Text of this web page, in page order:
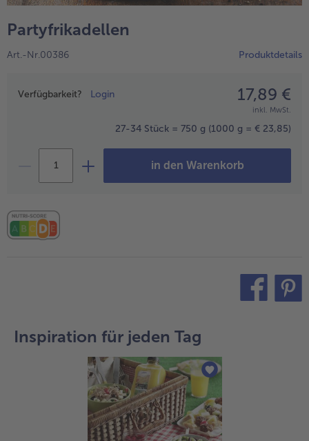
alle Küchenutensilien
alle bofrost*free
alle bofrost*plus.
Pflanzliche Alternativprodukte
- 5 € beim Kauf von 7 Schlemmermenüs nach Wahl
Partyfrikadellen
Art.-Nr.00386 Produktdetails
Preisangabe
Verfügbarkeit? Login 17,89 €
inkl. MwSt.
27-34 Stück = 750 g (1000 g = € 23,85)
in den Warenkorb
Inspiration für jeden Tag